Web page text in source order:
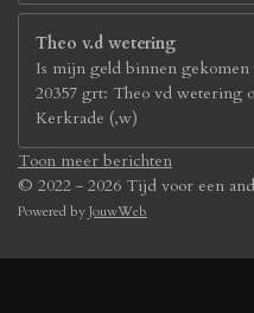
Theo v.d wetering
Is mijn geld binnen
20357 grt: Theo vd wetering
Kerkrade (,w)
Toon meer berichten
© 2022 - 2026 Tijd voor een
Powered byJouwWeb